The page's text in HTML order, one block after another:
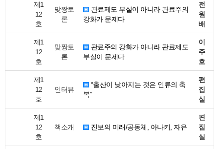
제1
12
호
맞짱토
론
관료제도 부실이 아니라 관료주의
강화가 문제다
전
원
배
제1
12
호
맞짱토
론
관료주의 강화가 아니라 관료제도
부실이 문제다
이
주
호
제1
12
호
인터뷰
“출산이 낮아지는 것은 인류의 축
복”
편
집
실
제1
12
호
책소개 진보의 미래/공동체, 아나키, 자유
편
집
실